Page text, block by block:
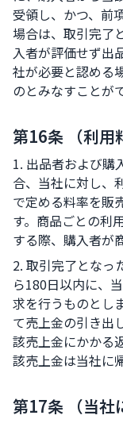
受領し、かつ、前
場合は、取引完了
入者が評価せず出
社が必要と認める
のとみなすことが
第16条 （利用
1. 出品者および購
合、当社に対し、
で定める料率を販
す。商品ごとの利
する際、購入者が
2. 取引完了となっ
ら180日以内に、
求を行うものとし
て売上金の引き出
該売上金にかかる
該売上金は当社に
第17条 （当社